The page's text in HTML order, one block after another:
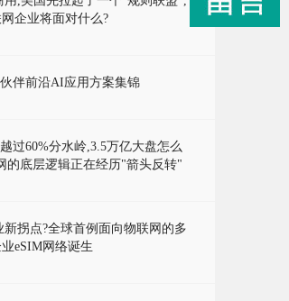
企业将面对什么?
伴前沿AI应用方案集锦
过60%分水岭,3.5万亿大盘怎么
的底层逻辑正在经历"箭头反转"
新拐点?全球首例面向物联网的多
eSIM网络诞生